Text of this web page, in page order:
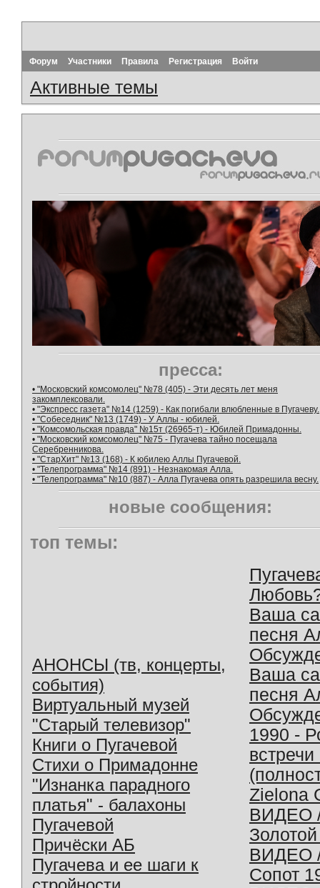
Форум Участники Правила Регистрация Войти
Активные темы
пресса:
• "Московский комсомолец" №78 (405) - Эти десять лет меня
закомплексовали.
• "Экспресс газета" №14 (1259) - Как погибали влюбленные в Пугачеву.
• "Собеседник" №13 (1749) - У Аллы - юбилей.
• "Комсомольская правда" №15т (26965-т) - Юбилей Примадонны.
• "Московский комсомолец" №75 - Пугачева тайно посещала
Серебренникова.
• "СтарХит" №13 (168) - К юбилею Аллы Пугачевой.
• "Телепрограмма" №14 (891) - Незнакомая Алла.
• "Телепрограмма" №10 (887) - Алла Пугачева опять разрешила весну.
новые сообщения:
топ темы:
АНОНСЫ (тв, концерты,
события)
Виртуальный музей
"Старый телевизор"
Книги о Пугачевой
Стихи о Примадонне
"Изнанка парадного
платья" - балахоны
Пугачевой
Причёски АБ
Пугачева и ее шаги к
Ваша
песня
Ваша
песня
1990 -
Zielona
ВИДЕО
ВИДЕО
Сопот